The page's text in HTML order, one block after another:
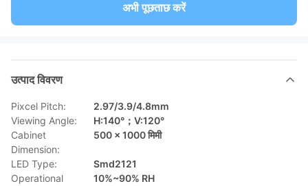
अभी पूछताछ करें
उत्पाद विवरण
Pixcel Pitch:
2.97/3.9/4.8mm
Viewing Angle:
H:140°；V:120°
Cabinet
Dimension:
500 × 1000 मिमी
LED Type:
Smd2121
Operational
10%~90% RH